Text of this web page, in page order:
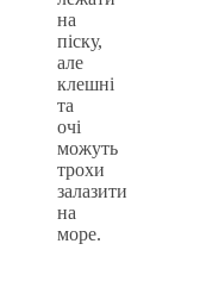
на
піску,
але
клешні
та
очі
можуть
трохи
залазити
на
море.